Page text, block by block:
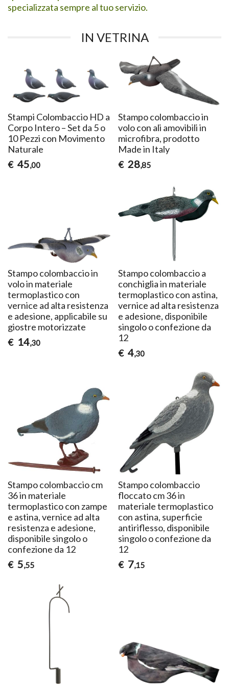
specializzata sempre al tuo servizio.
IN VETRINA
Stampi Colombaccio HD a
Corpo Intero – Set da 5 o
10 Pezzi con Movimento
Naturale
€ 45,00
Stampo colombaccio in
volo con ali amovibili in
microfibra, prodotto
Made in Italy
€ 28,85
Stampo colombaccio in
volo in materiale
termoplastico con
vernice ad alta resistenza
e adesione, applicabile su
giostre motorizzate
€ 14,30
Stampo colombaccio a
conchiglia in materiale
termoplastico con astina,
vernice ad alta resistenza
e adesione, disponibile
singolo o confezione da
12
€ 4,30
Stampo colombaccio cm
36 in materiale
termoplastico con zampe
e astina, vernice ad alta
resistenza e adesione,
disponibile singolo o
confezione da 12
€ 5,55
Stampo colombaccio
floccato cm 36 in
materiale termoplastico
con astina, superficie
antiriflesso, disponibile
singolo o confezione da
12
€ 7,15